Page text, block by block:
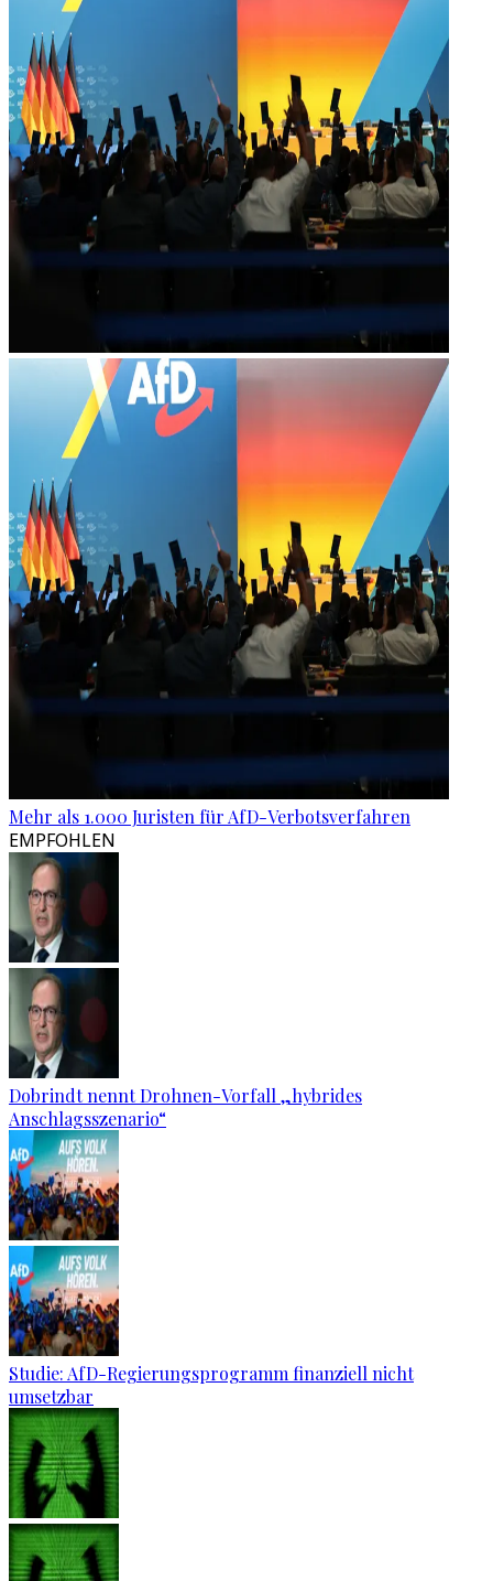
Mehr als 1.000 Juristen für AfD-Verbotsverfahren
EMPFOHLEN
Dobrindt nennt Drohnen-Vorfall „hybrides
Anschlagsszenario“
Studie: AfD-Regierungsprogramm finanziell nicht
umsetzbar